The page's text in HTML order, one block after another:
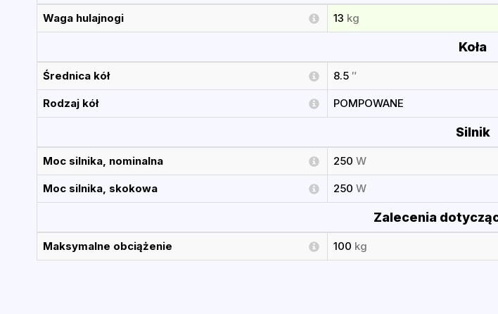
Waga hulajnogi 13 kg
Koła
Średnica kół 8.5 ″
Rodzaj kół POMPOWANE
Silnik
Moc silnika, nominalna 250 W
Moc silnika, skokowa 250 W
Zalecenia
Maksymalne obciążenie 100 kg